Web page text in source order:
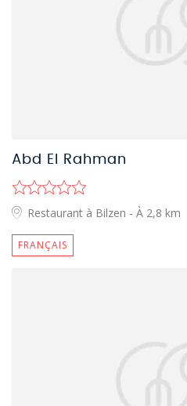
Abd El Rahman
Restaurant à Bilzen - À 2,8 km
FRANÇAIS